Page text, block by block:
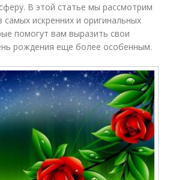
В этой статье мы рассмотрим
искренних и оригинальных
помогут вам выразить свои
рождения еще более особенным.